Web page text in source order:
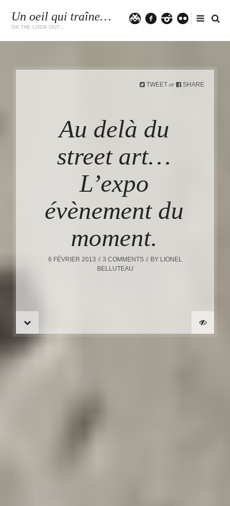
Un oeil qui traîne…
ON THE LOOK OUT…
Au delà du
street art…
L’expo
évènement du
moment.
6 FÉVRIER 2013 3 COMMENTS BY LIONEL
BELLUTEAU
TWEET or SHARE